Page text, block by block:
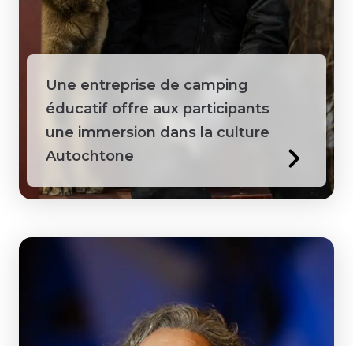
Une entreprise de camping
éducatif offre aux participants
une immersion dans la culture
Autochtone